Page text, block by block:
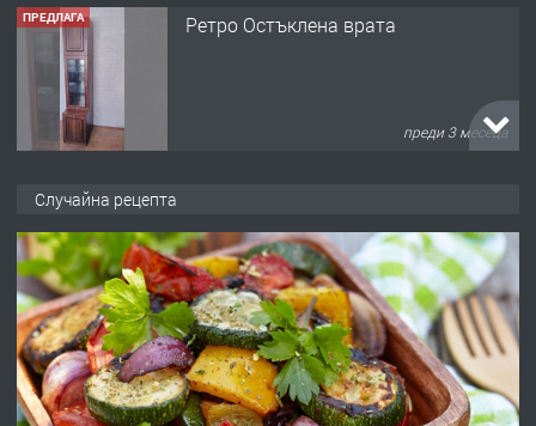
ПРЕДЛАГА Ретро Остъклена врата
преди 3 месеца
преди 10 месеца
ПРЕДЛАГА
Професионална броячна машина -
със сертификат от ЕЦБ
Случайна рецепта